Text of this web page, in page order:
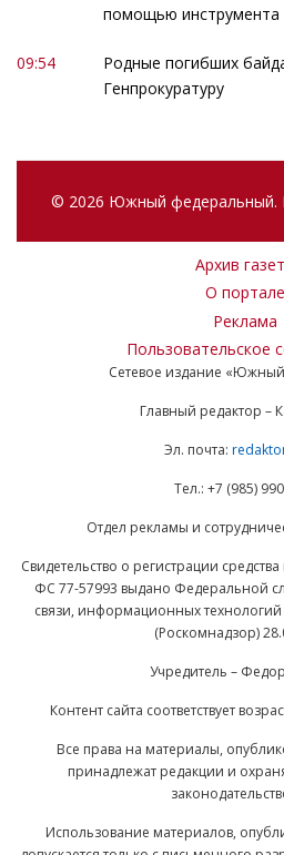
помощью инструмента
09:54
Родные погибших
Генпрокуратуру
© 2026 Южный федеральный.
Архив
О портале
Реклама
Пользовательское
Сетевое издание
Главный редактор –
Эл. почта:
Тел.: +7 (985)
Отдел рекламы и
Свидетельство о регистрации
ФС 77-57993 выдано Федеральной
связи, информационных
(Роскомнадзор)
Учредитель –
Контент сайта соответствует
Все права на материалы,
принадлежат редакции и
Использование материалов,